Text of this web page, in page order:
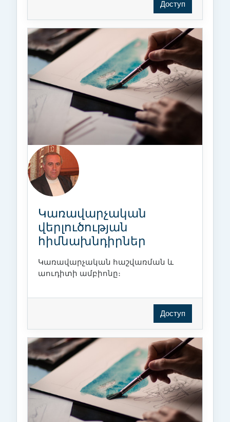
Доступ
Կառավարչական
վերլուծության
հիմնախնդիրներ
Կառավարչական հաշվառման և
աուդիտի ամբիոնը։
Доступ